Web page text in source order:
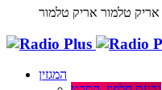
אריק טלמור
המגזין